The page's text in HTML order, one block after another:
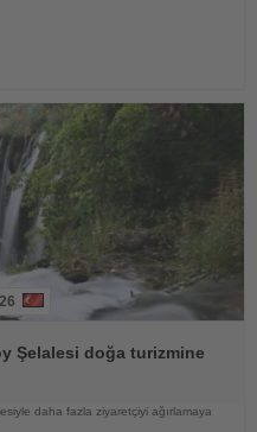
Şelalesi doğa turizmine
daha fazla ziyaretçiyi ağırlamaya